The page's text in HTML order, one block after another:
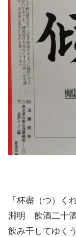
「杯盡（つ）
淵明 飲酒二十酒
飲み干してゆく